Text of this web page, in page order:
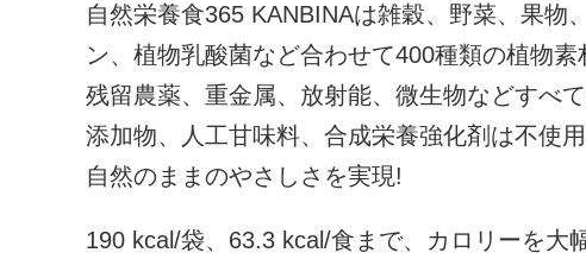
自然栄養食365 KANBINAは雑穀、野菜、果物
ン、植物乳酸菌など合わせて400種類の植物素
残留農薬、重金属、放射能、微生物などすべ
添加物、人工甘味料、合成栄養強化剤は不使用
自然のままのやさしさを実現!
190 kcal/袋、63.3 kcal/食まで、カロリーを大